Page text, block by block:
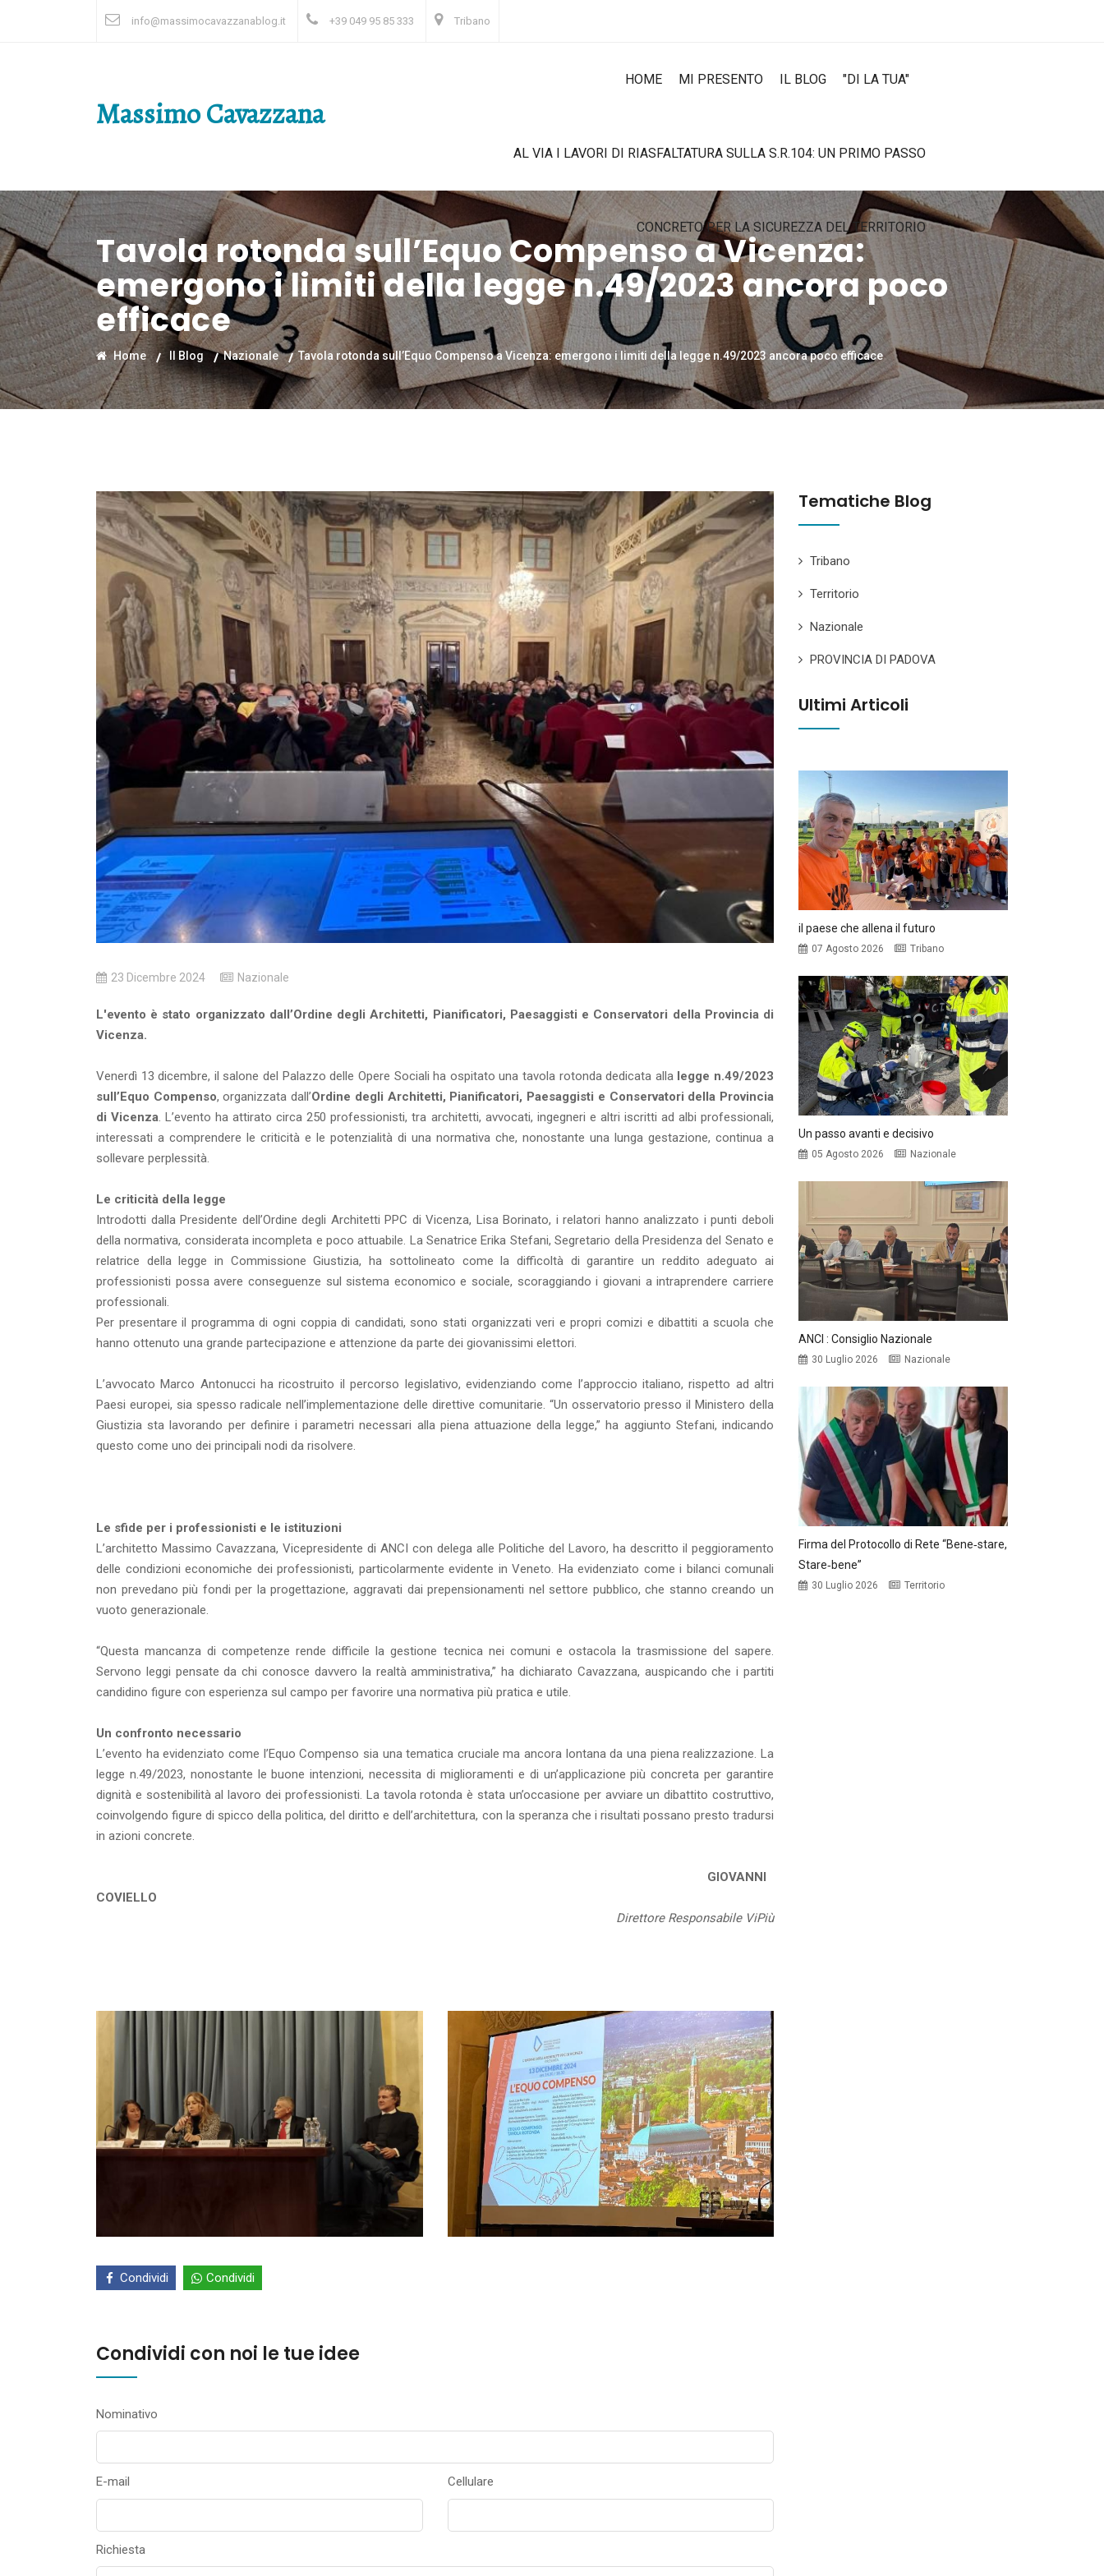
info@massimocavazzanablog.it +39 049 95 85 333 Tribano
Massimo Cavazzana
HOME MI PRESENTO IL BLOG "DI LA TUA"
AL VIA I LAVORI DI RIASFALTATURA SULLA S.R.104: UN PRIMO PASSO
CONCRETO PER LA SICUREZZA DEL TERRITORIO
Tavola rotonda sull’Equo Compenso a Vicenza:
emergono i limiti della legge n.49/2023 ancora poco
efficace
Home Il Blog Nazionale Tavola rotonda sull’Equo Compenso a Vicenza: emergono i limiti della legge n.49/2023 ancora poco efficace
23 Dicembre 2024 Nazionale
L'evento è stato organizzato dall’Ordine degli Architetti, Pianificatori, Paesaggisti e Conservatori della Provincia di
Vicenza.
Venerdì 13 dicembre, il salone del Palazzo delle Opere Sociali ha ospitato una tavola rotonda dedicata alla legge n.49/2023
sull’Equo Compenso, organizzata dall’Ordine degli Architetti, Pianificatori, Paesaggisti e Conservatori della Provincia
di Vicenza. L’evento ha attirato circa 250 professionisti, tra architetti, avvocati, ingegneri e altri iscritti ad albi professionali,
interessati a comprendere le criticità e le potenzialità di una normativa che, nonostante una lunga gestazione, continua a
sollevare perplessità.
Le criticità della legge
Introdotti dalla Presidente dell’Ordine degli Architetti PPC di Vicenza, Lisa Borinato, i relatori hanno analizzato i punti deboli
della normativa, considerata incompleta e poco attuabile. La Senatrice Erika Stefani, Segretario della Presidenza del Senato e
relatrice della legge in Commissione Giustizia, ha sottolineato come la difficoltà di garantire un reddito adeguato ai
professionisti possa avere conseguenze sul sistema economico e sociale, scoraggiando i giovani a intraprendere carriere
professionali.
Per presentare il programma di ogni coppia di candidati, sono stati organizzati veri e propri comizi e dibattiti a scuola che
hanno ottenuto una grande partecipazione e attenzione da parte dei giovanissimi elettori.
L’avvocato Marco Antonucci ha ricostruito il percorso legislativo, evidenziando come l’approccio italiano, rispetto ad altri
Paesi europei, sia spesso radicale nell’implementazione delle direttive comunitarie. “Un osservatorio presso il Ministero della
Giustizia sta lavorando per definire i parametri necessari alla piena attuazione della legge,” ha aggiunto Stefani, indicando
questo come uno dei principali nodi da risolvere.
Le sfide per i professionisti e le istituzioni
L’architetto Massimo Cavazzana, Vicepresidente di ANCI con delega alle Politiche del Lavoro, ha descritto il peggioramento
delle condizioni economiche dei professionisti, particolarmente evidente in Veneto. Ha evidenziato come i bilanci comunali
non prevedano più fondi per la progettazione, aggravati dai prepensionamenti nel settore pubblico, che stanno creando un
vuoto generazionale.
“Questa mancanza di competenze rende difficile la gestione tecnica nei comuni e ostacola la trasmissione del sapere.
Servono leggi pensate da chi conosce davvero la realtà amministrativa,” ha dichiarato Cavazzana, auspicando che i partiti
candidino figure con esperienza sul campo per favorire una normativa più pratica e utile.
Un confronto necessario
L’evento ha evidenziato come l’Equo Compenso sia una tematica cruciale ma ancora lontana da una piena realizzazione. La
legge n.49/2023, nonostante le buone intenzioni, necessita di miglioramenti e di un’applicazione più concreta per garantire
dignità e sostenibilità al lavoro dei professionisti. La tavola rotonda è stata un’occasione per avviare un dibattito costruttivo,
coinvolgendo figure di spicco della politica, del diritto e dell’architettura, con la speranza che i risultati possano presto tradursi
in azioni concrete.
GIOVANNI
COVIELLO
Direttore Responsabile ViPiù
Condividi Condividi
Condividi con noi le tue idee
Nominativo
E-mail Cellulare
Richiesta
Tematiche Blog
Tribano
Territorio
Nazionale
PROVINCIA DI PADOVA
Ultimi Articoli
il paese che allena il futuro
07 Agosto 2026 Tribano
Un passo avanti e decisivo
05 Agosto 2026 Nazionale
ANCI : Consiglio Nazionale
30 Luglio 2026 Nazionale
Firma del Protocollo di Rete “Bene‑stare,
Stare‑bene”
30 Luglio 2026 Territorio